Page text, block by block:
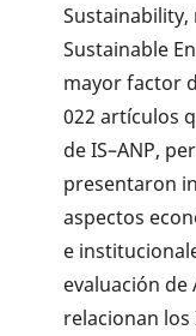
Sustainability,
Sustainable
mayor factor
022 artículos
de IS–ANP,
presentaron
aspectos
e
evaluación de
relacionan los